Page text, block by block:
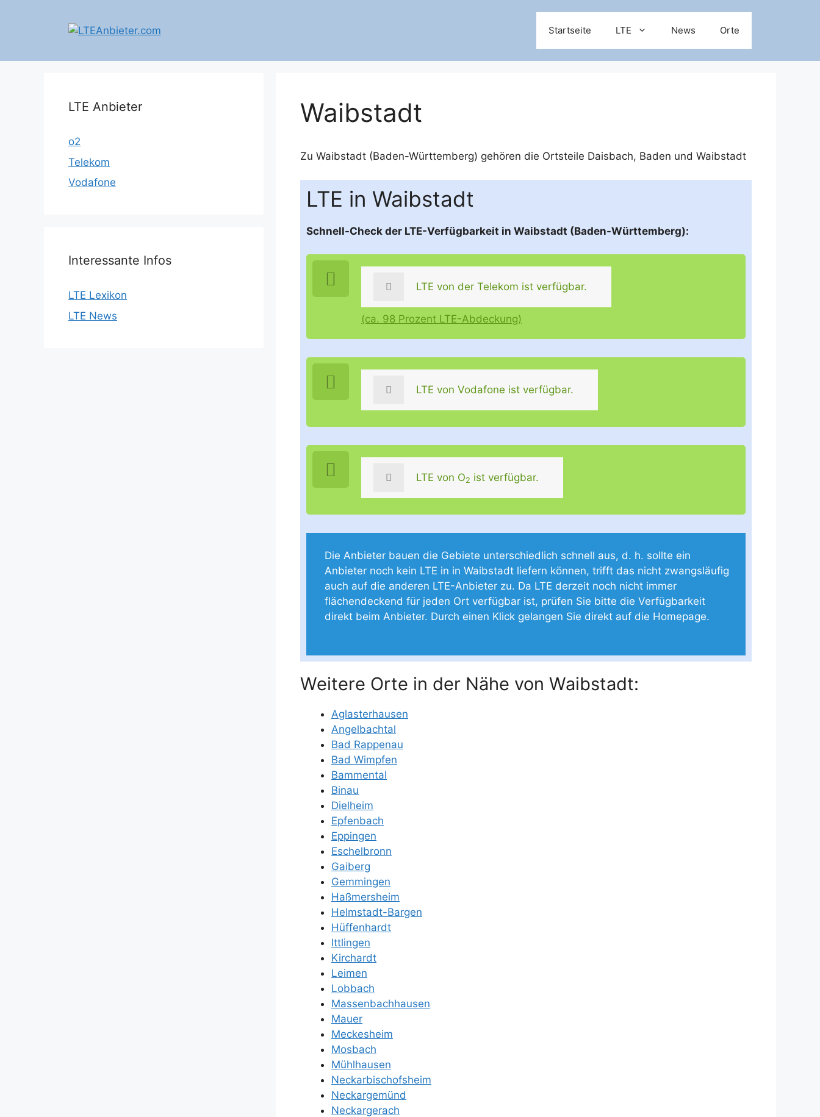
Startseite LTE News Orte
Waibstadt
Zu Waibstadt (Baden-Württemberg) gehören die Ortsteile Daisbach, Baden und Waibstadt
LTE in Waibstadt
Schnell-Check der LTE-Verfügbarkeit in Waibstadt (Baden-Württemberg):
LTE von der Telekom ist verfügbar.
(ca. 98 Prozent LTE-Abdeckung)
LTE von Vodafone ist verfügbar.
LTE von O2 ist verfügbar.
Die Anbieter bauen die Gebiete unterschiedlich schnell aus, d. h. sollte ein
Anbieter noch kein LTE in in Waibstadt liefern können, trifft das nicht zwangsläufig
auch auf die anderen LTE-Anbieter zu. Da LTE derzeit noch nicht immer
flächendeckend für jeden Ort verfügbar ist, prüfen Sie bitte die Verfügbarkeit
direkt beim Anbieter. Durch einen Klick gelangen Sie direkt auf die Homepage.
Weitere Orte in der Nähe von Waibstadt:
Aglasterhausen
Angelbachtal
Bad Rappenau
Bad Wimpfen
Bammental
Binau
Dielheim
Epfenbach
Eppingen
Eschelbronn
Gaiberg
Gemmingen
Haßmersheim
Helmstadt-Bargen
Hüffenhardt
Ittlingen
Kirchardt
Leimen
Lobbach
Massenbachhausen
Mauer
Meckesheim
Mosbach
Mühlhausen
Neckarbischofsheim
Neckargemünd
Neckargerach
LTE Anbieter
o2
Telekom
Vodafone
Interessante Infos
LTE Lexikon
LTE News